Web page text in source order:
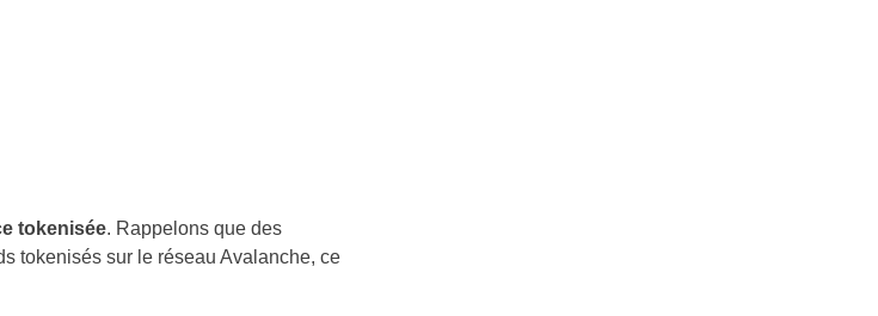
tokenisée. Rappelons que des
tokenisés sur le réseau Avalanche, ce